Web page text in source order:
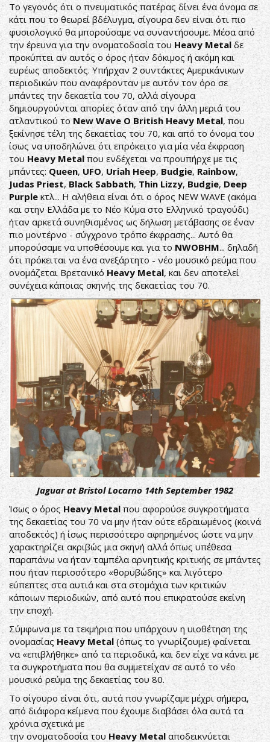
Το γεγονός ότι ο πνευματικός πατέρας δίνει ένα όνομα σε
κάτι που το θεωρεί βδέλυγμα, σίγουρα δεν είναι ότι πιο
φυσιολογικό θα μπορούσαμε να συναντήσουμε. Μέσα από
την έρευνα για την ονοματοδοσία του Heavy Metal δε
προκύπτει αν αυτός ο όρος ήταν δόκιμος ή ακόμη και
ευρέως αποδεκτός. Υπήρχαν 2 συντάκτες Αμερικάνικων
περιοδικών που αναφέρονταν με αυτόν τον όρο σε
μπάντες την δεκαετία του 70, αλλά σίγουρα
δημιουργούνται απορίες όταν από την άλλη μεριά του
ατλαντικού τοNew Wave O British Heavy Metal, που
ξεκίνησε τέλη της δεκαετίας του 70, και από το όνομα του
ίσως να υποδηλώνει ότι επρόκειτο για μία νέα έκφραση
του Heavy Metalπου ενδέχεται να προυπήρχε με τις
μπάντες:Queen, UFO, Uriah Heep,Budgie, Rainbow,
Judas Priest, Black Sabbath,Thin Lizzy,Budgie, Deep
Purple κτλ... Η αλήθεια είναι ότι ο όρος NEW WAVE (ακόμα
και στην Ελλάδα με το Νέο Κύμα στο Ελληνικό τραγούδι)
ήταν αρκετά συνηθισμένος ως δήλωση μετάβασης σε έναν
πιο μοντέρνο - σύγχρονο τρόπο έκφρασης... Αυτό θα
μπορούσαμε να υποθέσουμε και για τοNWOBHM... δηλαδή
ότι πρόκειται να ένα ανεξάρτητο - νέο μουσικό ρεύμα που
ονομάζεται ΒρετανικόHeavy Metal, και δεν αποτελεί
συνέχεια κάποιας σκηνής της δεκαετίας του 70.
Jaguar at Bristol Locarno 14th September 1982
Ίσως ο όροςHeavy Metalπου αφορούσε συγκροτήματα
της δεκαετίας του 70 να μην ήταν ούτε εδραιωμένος (κοινά
αποδεκτός) ή ίσως περισσότερο αφηρημένος ώστε να μην
χαρακτηρίζει ακριβώς μια σκηνή αλλά όπως υπέθεσα
παραπάνω να ήταν ταμπέλα αρνητικής κριτικής σε μπάντες
που ήταν περισσότερο «θορυβώδης» και λιγότερο
εύπεπτες στα αυτιά και στα στομάχια των κριτικών
κάποιων περιοδικών, από αυτό που επικρατούσε εκείνη
την εποχή.
Σύμφωνα με τα τεκμήρια που υπάρχουν η υιοθέτηση της
ονομασίας Heavy Metal (όπως το γνωρίζουμε) φαίνεται
να «επιβλήθηκε» από τα περιοδικά, και δεν είχε να κάνει με
τα συγκροτήματα που θα συμμετείχαν σε αυτό το νέο
μουσικό ρεύμα της δεκαετίας του 80.
Το σίγουρο είναι ότι, αυτά που γνωρίζαμε μέχρι σήμερα,
από διάφορα κείμενα που έχουμε διαβάσει όλα αυτά τα
χρόνια σχετικά με
την ονοματοδοσία του Heavy Metalαποδεικνύεται